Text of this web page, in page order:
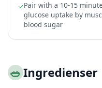
✓Pair with a 10-15
glucose uptake by
blood sugar
🥗Ingredienser